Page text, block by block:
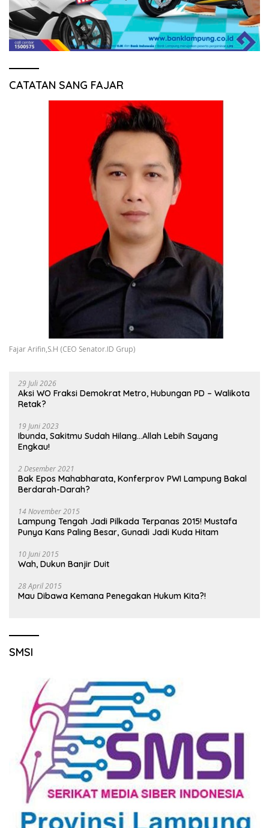
CATATAN SANG FAJAR
Fajar Arifin,S.H (CEO Senator.ID Grup)
29 Juli 2026
Aksi WO Fraksi Demokrat Metro, Hubungan PD – Walikota
Retak?
19 Juni 2023
Ibunda, Sakitmu Sudah Hilang…Allah Lebih Sayang
Engkau!
2 Desember 2021
Bak Epos Mahabharata, Konferprov PWI Lampung Bakal
Berdarah-Darah?
14 November 2015
Lampung Tengah Jadi Pilkada Terpanas 2015! Mustafa
Punya Kans Paling Besar, Gunadi Jadi Kuda Hitam
10 Juni 2015
Wah, Dukun Banjir Duit
28 April 2015
Mau Dibawa Kemana Penegakan Hukum Kita?!
SMSI